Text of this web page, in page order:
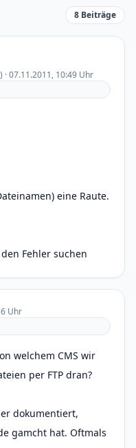
8 Beiträge
· 07.11.2011, 10:49 Uhr
eine Raute.
Fehler suchen
Uhr
welchem CMS wir
per FTP dran?
dokumentiert,
gamcht hat. Oftmals